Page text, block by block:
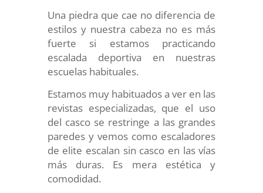
Una piedra que cae no diferencia de
estilos y nuestra cabeza no es más
fuerte si estamos practicando
escalada deportiva en nuestras
escuelas habituales.
Estamos muy habituados a ver en las
revistas especializadas, que el uso
del casco se restringe a las grandes
paredes y vemos como escaladores
de elite escalan sin casco en las vías
más duras. Es mera estética y
comodidad.